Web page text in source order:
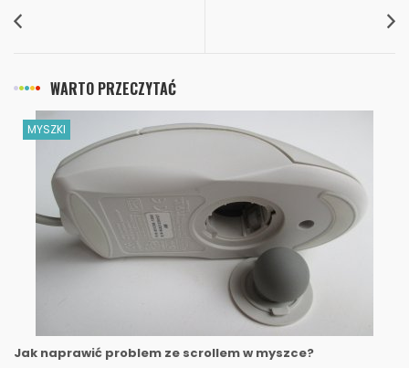
WARTO PRZECZYTAĆ
MYSZKI
Jak naprawić problem ze scrollem w myszce?